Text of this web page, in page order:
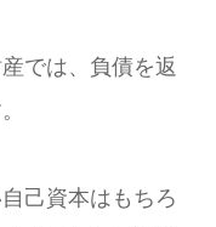
では、負債を返
己資本はもちろ